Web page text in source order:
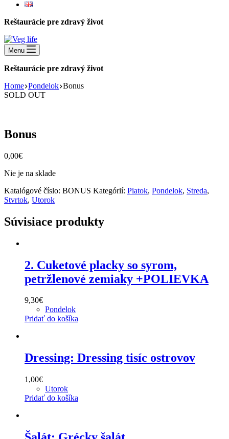
Reštaurácie pre zdravý život
Menu
Reštaurácie pre zdravý život
Home Pondelok Bonus
SOLD OUT
Bonus
0,00€
Nie je na sklade
Katalógové číslo: BONUS Kategórií: Piatok, Pondelok, Streda,
Stvrtok, Utorok
Súvisiace produkty
2. Cuketové placky so syrom,
petržlenové zemiaky +POLIEVKA
9,30€
Pondelok
Pridať do košíka
Dressing: Dressing tisíc ostrovov
1,00€
Utorok
Pridať do košíka